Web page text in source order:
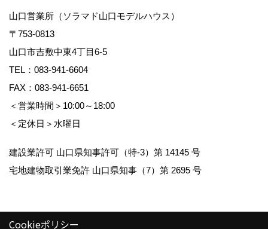
山口営業所（ソラマド山口モデルハウス）
〒753-0813
山口市吉敷中東4丁目6-5
TEL： 083-941-6604
FAX：083-941-6651
＜営業時間＞10:00～18:00
＜定休日＞水曜日
建設業許可 山口県知事許可（特-3）第 14145 号
宅地建物取引業免許 山口県知事（7）第 2695 号
Cookieポリシー